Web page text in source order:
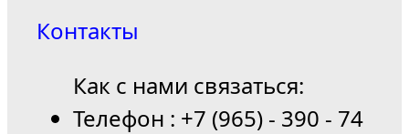
Контакты
Как с нами связаться:
Телефон : +7 (965) - 390 - 74